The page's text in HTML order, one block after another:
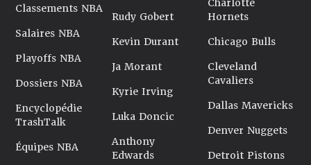
Classements NBA
Salaires NBA
Playoffs NBA
Dossiers NBA
Encyclopédie
TrashTalk
Équipes NBA
Rudy Gobert
Kevin Durant
Ja Morant
Kyrie Irving
Luka Doncic
Anthony
Edwards
Charlotte
Hornets
Chicago Bulls
Cleveland
Cavaliers
Dallas Mavericks
Denver Nuggets
Detroit Pistons